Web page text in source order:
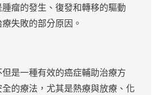
瘤的發生、復發和轉移的驅動
失敗的部分原因。
是一種有效的癌症輔助治療方
的療法，尤其是熱療與放療、化